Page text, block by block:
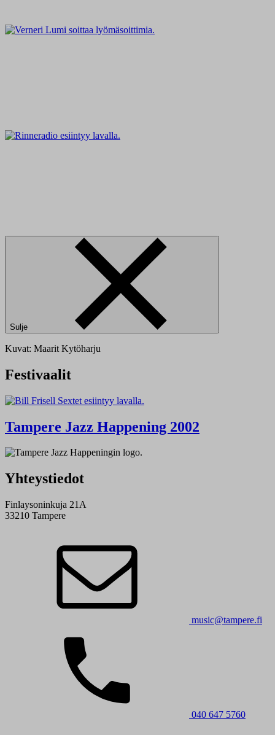
Sulje
Kuvat: Maarit Kytöharju
Festivaalit
Tampere Jazz Happening 2002
Yhteystiedot
Finlaysoninkuja 21A
33210 Tampere
music@tampere.fi
040 647 5760